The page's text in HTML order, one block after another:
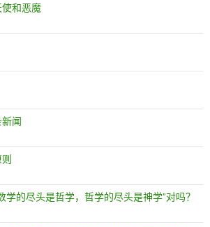
和恶魔
闻
学的尽头是哲学，哲学的尽头是神学”对吗？